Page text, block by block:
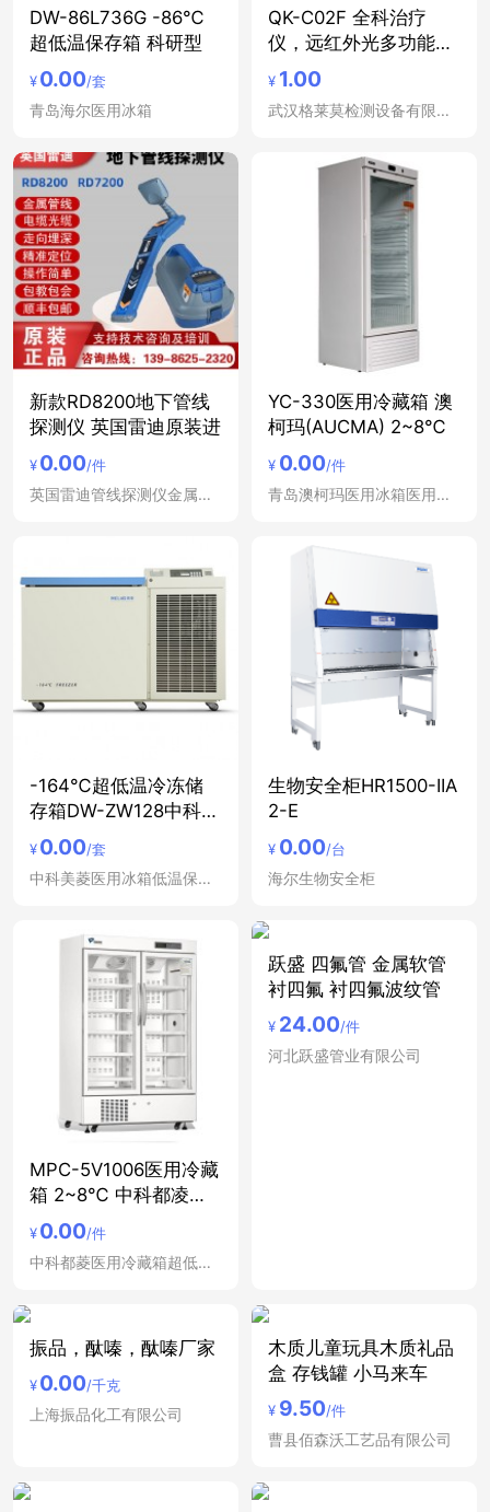
DW-86L736G -86℃
超低温保存箱 科研型
¥0.00/套
青岛海尔医用冰箱
QK-C02F 全科治疗
仪，远红外光多功能治
疗仪
¥ 1.00
武汉格莱莫检测设备有限公司
新款RD8200地下管线
探测仪 英国雷迪原装进
¥0.00/件
英国雷迪管线探测仪金属管道定位仪
YC-330医用冷藏箱 澳
柯玛(AUCMA) 2~8℃
¥ 0.00/件
青岛澳柯玛医用冰箱医用冷藏箱低温冰箱冷藏柜立式冷冻
-164℃超低温冷冻储
存箱DW-ZW128中科美
菱
¥0.00/套
中科美菱医用冰箱低温保存箱冷藏箱
生物安全柜HR1500-IIA
2-E
¥ 0.00/台
海尔生物安全柜
MPC-5V1006医用冷藏
箱 2~8℃ 中科都凌双
开
¥0.00/件
中科都菱医用冷藏箱超低温冰箱安徽合肥医用低温保存箱
跃盛 四氟管 金属软管
衬四氟 衬四氟波纹管
¥ 24.00/件
河北跃盛管业有限公司
振品，酞嗪，酞嗪厂家
¥0.00/千克
上海振品化工有限公司
木质儿童玩具木质礼品
盒 存钱罐 小马来车
¥ 9.50/件
曹县佰森沃工艺品有限公司